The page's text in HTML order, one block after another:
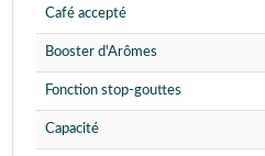
Café accepté
Booster d'Arômes
Fonction stop-gouttes
Capacité